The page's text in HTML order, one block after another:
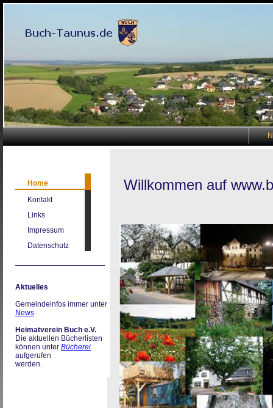
Home
Kontakt
Links
Impressum
Datenschutz
Aktuelles
Gemeindeinfos immer unter
News
Heimatverein Buch e.V.
Die aktuellen Bücherlisten
können unter Bücherei
aufgerufen
werden.
Willkommen auf